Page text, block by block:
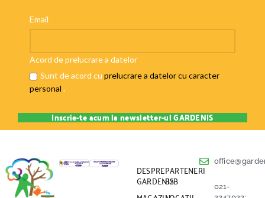
Email
Acord de prelucrare a datelor
Sunt de acord cu prelucrare a datelor cu caracter
personal .
DESPRE
GARDENIS
PARTENERI
B2B
021-